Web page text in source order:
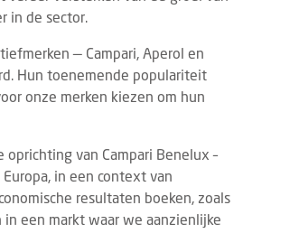
in de sector.
— Campari, Aperol en
Hun toenemende populariteit
onze merken kiezen om hun
oprichting van Campari Benelux –
in een context van
resultaten boeken, zoals
een markt waar we aanzienlijke